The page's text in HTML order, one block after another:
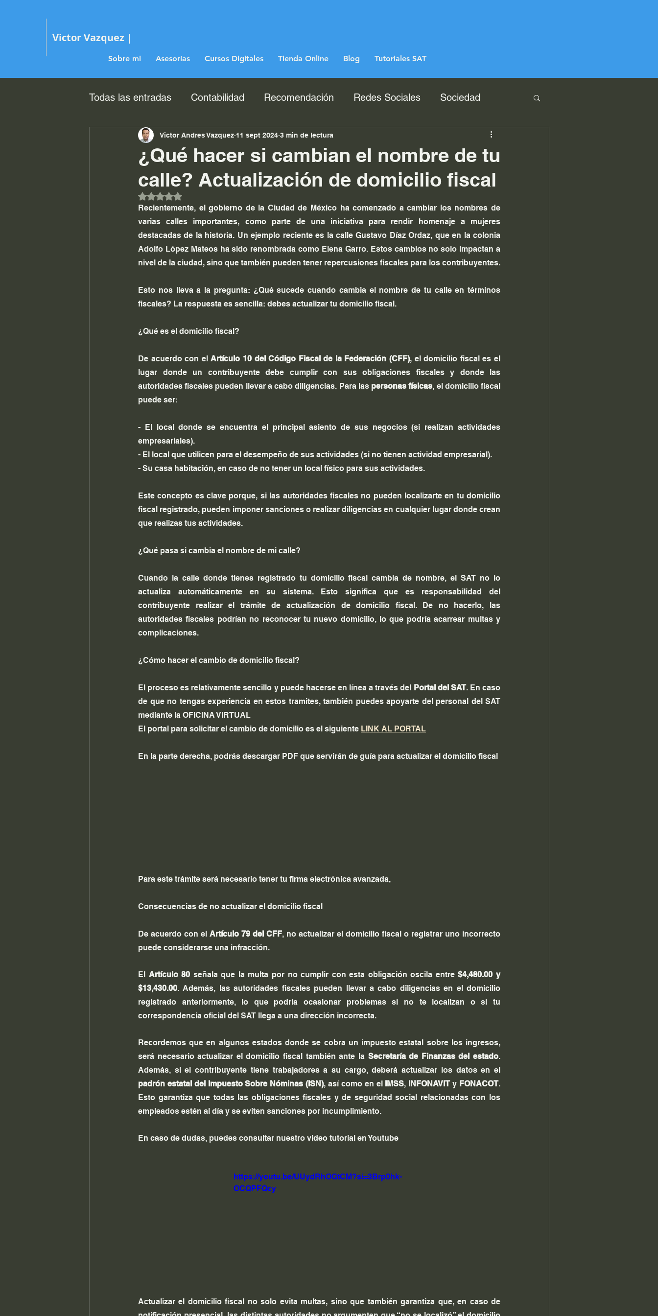
Victor Vazquez |
Sobre mi Asesorías Cursos Digitales Tienda Online Blog Tutoriales SAT
Todas las entradas Contabilidad Recomendación Redes Sociales Sociedad
Impuestos
¿Qué hacer si cambian el nombre de tu
calle? Actualización de domicilio fiscal
Victor Andres Vazquez 11 sept 2024 3 min de lectura
Obtuvo NaN de 5 estrellas.
Recientemente, el gobierno de la Ciudad de México ha comenzado a cambiar los nombres de
varias calles importantes, como parte de una iniciativa para rendir homenaje a mujeres
destacadas de la historia. Un ejemplo reciente es la calle Gustavo Díaz Ordaz, que en la colonia
Adolfo López Mateos ha sido renombrada como Elena Garro. Estos cambios no solo impactan a
nivel de la ciudad, sino que también pueden tener repercusiones fiscales para los contribuyentes.
Esto nos lleva a la pregunta: ¿Qué sucede cuando cambia el nombre de tu calle en términos
fiscales? La respuesta es sencilla: debes actualizar tu domicilio fiscal.
¿Qué es el domicilio fiscal?
De acuerdo con el Artículo 10 del Código Fiscal de la Federación (CFF), el domicilio fiscal es el
lugar donde un contribuyente debe cumplir con sus obligaciones fiscales y donde las
autoridades fiscales pueden llevar a cabo diligencias. Para las personas físicas, el domicilio fiscal
puede ser:
- El local donde se encuentra el principal asiento de sus negocios (si realizan actividades
empresariales).
- El local que utilicen para el desempeño de sus actividades (si no tienen actividad empresarial).
- Su casa habitación, en caso de no tener un local físico para sus actividades.
Este concepto es clave porque, si las autoridades fiscales no pueden localizarte en tu domicilio
fiscal registrado, pueden imponer sanciones o realizar diligencias en cualquier lugar donde crean
que realizas tus actividades.
¿Qué pasa si cambia el nombre de mi calle?
Cuando la calle donde tienes registrado tu domicilio fiscal cambia de nombre, el SAT no lo
actualiza automáticamente en su sistema. Esto significa que es responsabilidad del
contribuyente realizar el trámite de actualización de domicilio fiscal. De no hacerlo, las
autoridades fiscales podrían no reconocer tu nuevo domicilio, lo que podría acarrear multas y
complicaciones.
¿Cómo hacer el cambio de domicilio fiscal?
El proceso es relativamente sencillo y puede hacerse en línea a través del Portal del SAT. En caso
de que no tengas experiencia en estos tramites, también puedes apoyarte del personal del SAT
mediante la OFICINA VIRTUAL
El portal para solicitar el cambio de domicilio es el siguiente LINK AL PORTAL
En la parte derecha, podrás descargar PDF que servirán de guía para actualizar el domicilio fiscal
Para este trámite será necesario tener tu firma electrónica avanzada,
Consecuencias de no actualizar el domicilio fiscal
De acuerdo con el Artículo 79 del CFF, no actualizar el domicilio fiscal o registrar uno incorrecto
puede considerarse una infracción.
El Artículo 80 señala que la multa por no cumplir con esta obligación oscila entre $4,480.00 y
$13,430.00. Además, las autoridades fiscales pueden llevar a cabo diligencias en el domicilio
registrado anteriormente, lo que podría ocasionar problemas si no te localizan o si tu
correspondencia oficial del SAT llega a una dirección incorrecta.
Recordemos que en algunos estados donde se cobra un impuesto estatal sobre los ingresos,
será necesario actualizar el domicilio fiscal también ante la Secretaría de Finanzas del estado.
padrón estatal del Impuesto Sobre Nóminas (ISN), así como en el IMSS, INFONAVIT y FONACOT.
Esto garantiza que todas las obligaciones fiscales y de seguridad social relacionadas con los
empleados estén al día y se eviten sanciones por incumplimiento.
En caso de dudas, puedes consultar nuestro video tutorial en Youtube
https://youtu.be/UUydRhOGtCM?si=3Brp0hk-
OCQPFQcy
Actualizar el domicilio fiscal no solo evita multas, sino que también garantiza que, en caso de